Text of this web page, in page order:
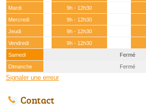
Mardi
9h - 12h30
Mercredi
9h - 12h30
Jeudi
9h - 12h30
Vendredi
9h - 12h30
Samedi
Fermé
Dimanche
Fermé
Signaler une erreur
Contact